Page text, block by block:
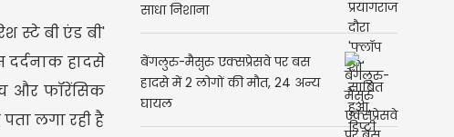
स्टे बी एंड बी'
हादसे
और फॉरेंसिक
लगा रही है
साधा निशाना
बेंगलुरु-मैसुरु एक्सप्रेसवे पर बस
हादसे में 2 लोगों की मौत, 24 अन्य
घायल